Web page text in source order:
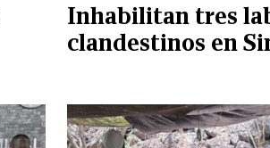
Inhabilitan tres
clandestinos en